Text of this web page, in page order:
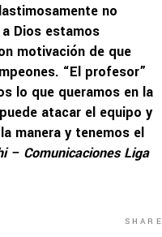
no
Dios estamos
motivación de que
“El profesor”
lo que queramos en la
atacar el equipo y
manera y tenemos el
– Comunicaciones Liga
SHARE